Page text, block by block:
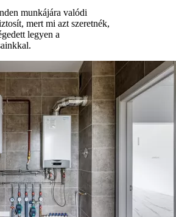
munkájára valódi
mert mi azt szeretnék,
legyen a